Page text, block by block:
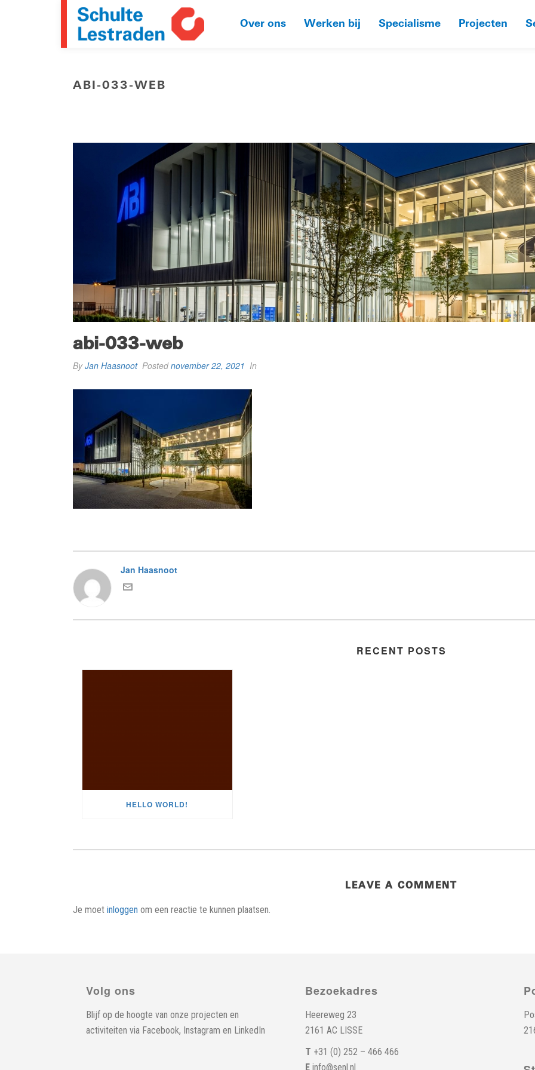
Over ons Werken bij Specialisme Projecten
ABI-033-WEB
abi-033-web
ByJan Haasnoot Postednovember 22, 2021 In
Jan Haasnoot
RECENT POSTS
HELLO WORLD!
LEAVE A COMMENT
Je moet inloggen om een reactie te kunnen plaatsen.
Volg ons
Blijf op de hoogte van onze projecten en
activiteiten via Facebook, Instagram en LinkedIn
Bezoekadres
Heereweg 23
2161 AC LISSE
T +31 (0) 252 – 466 466
Einfo@senl.nl